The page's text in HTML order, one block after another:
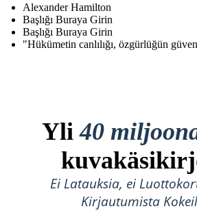
Alexander Hamilton
Başlığı Buraya Girin
Başlığı Buraya Girin
"Hükümetin canlılığı, özgürlüğün
Yli40
Ei Latauksia, ei
Kirjautumista